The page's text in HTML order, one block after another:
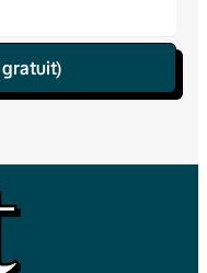
gratuit)